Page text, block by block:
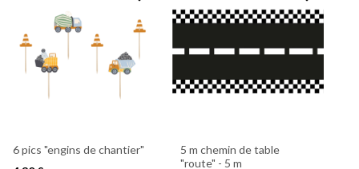
6 pics "engins de chantier"
5 m chemin de table
"route" - 5 m